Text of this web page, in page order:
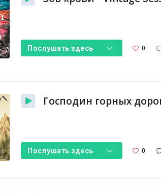
Послушать здесь 0
Послушать здесь 0